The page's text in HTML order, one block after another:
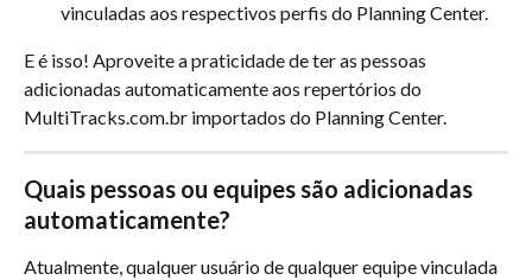
vinculadas aos respectivos perfis do Planning Center.
E é isso! Aproveite a praticidade de ter as pessoas
adicionadas automaticamente aos repertórios do
MultiTracks.com.br importados do Planning Center.
Quais pessoas ou equipes são adicionadas
automaticamente?
Atualmente, qualquer usuário de qualquer equipe vinculada